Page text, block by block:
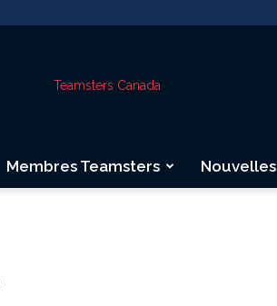
Membres Teamsters Nouvelles